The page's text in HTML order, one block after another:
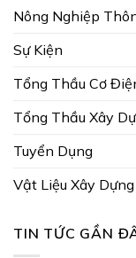
Nông Nghiệp
Sự Kiện
Tổng Thầu Cơ
Tổng Thầu Xây
Tuyển Dụng
Vật Liệu Xây Dựng
TIN TỨC GẦN